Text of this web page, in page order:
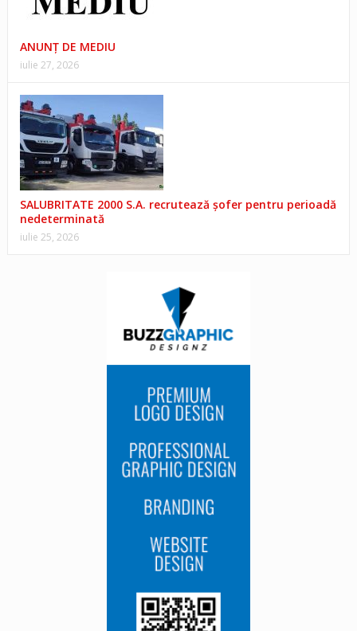
ANUNŢ DE MEDIU
iulie 27, 2026
SALUBRITATE 2000 S.A. recrutează șofer pentru perioadă
nedeterminată
iulie 25, 2026